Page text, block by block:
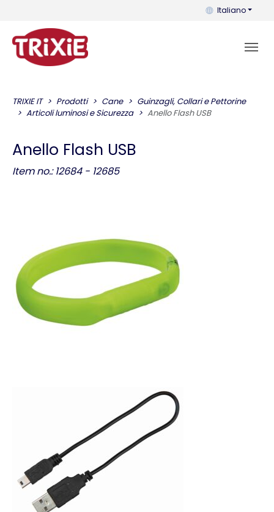
Puoi cambiare
Italiano
TRIXIE IT Prodotti Cane
Guinzagli, Collari e Pettorine
Articoli luminosi e Sicurezza
Anello Flash USB
Anello Flash USB
Item no.: 12684 - 12685